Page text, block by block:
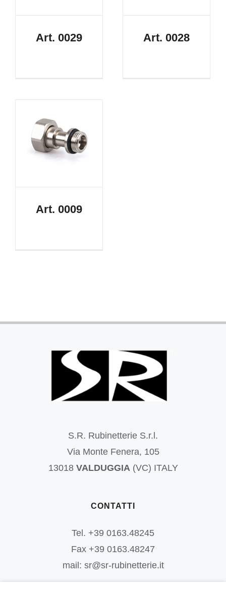
Art. 0029 Art. 0028
Art. 0009
S.R. Rubinetterie S.r.l.
Via Monte Fenera, 105
13018 VALDUGGIA (VC) ITALY
CONTATTI
Tel. +39 0163.48245
Fax +39 0163.48247
mail: sr@sr-rubinetterie.it